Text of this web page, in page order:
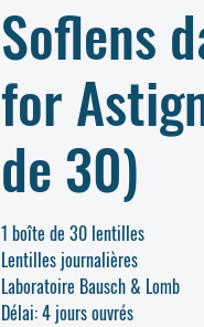
Soflens
for
de 30)
1 boîte de 30 lentilles
Lentilles journalières
Laboratoire Bausch & Lomb
Délai: 4 jours ouvrés